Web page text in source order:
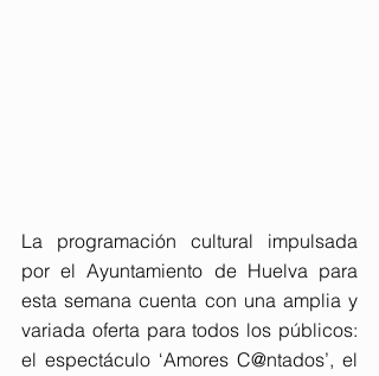
La programación cultural impulsada
por el Ayuntamiento de Huelva para
esta semana cuenta con una amplia y
variada oferta para todos los públicos:
el espectáculo ‘Amores C@ntados’, el